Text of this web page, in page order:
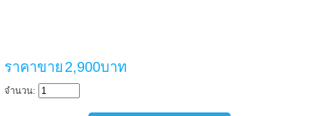
ราคาขาย 2,900บาท
จำนวน: